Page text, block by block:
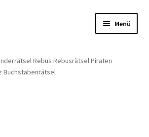
Menü
Rebus Rebusrätsel Piraten
Buchstabenrätsel